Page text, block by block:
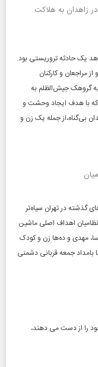
زاهدان به هلاکت
یک حادثه تروریستی بود.
از مراجعان و کارکنان
گروهک جیش‌الظلم به
که با هدف ایجاد وحشت و
بی‌گناه،از جمله یک زن و
گذشته در تهران سیاه‌تر
اهداف اصلی ماشین
مهدی و ده‌ها زن و کودک
بامداد جمعه قربانی دشمنی
را از دست می دهند،